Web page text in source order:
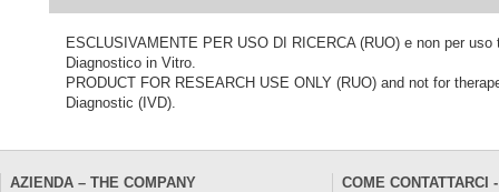
ESCLUSIVAMENTE PER USO DI RICERCA (RUO) e non per
Diagnostico in Vitro.
PRODUCT FOR RESEARCH USE ONLY (RUO) and not for
Diagnostic (IVD).
AZIENDA – THE COMPANY COME CONTATTARCI